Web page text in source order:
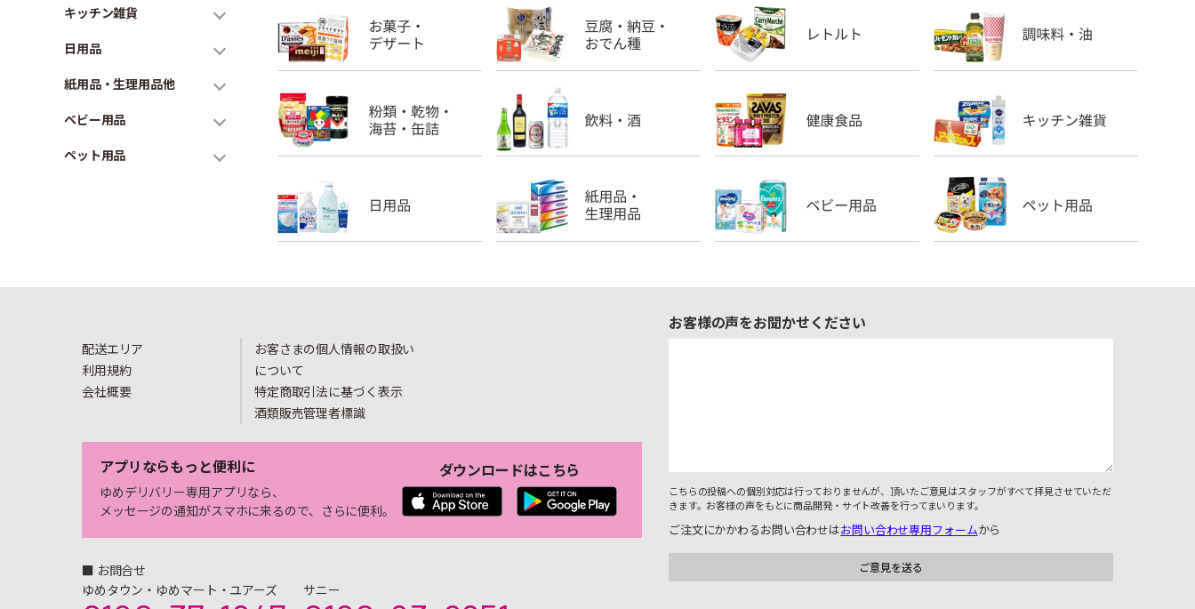
キッチン雑貨
日用品
紙用品・生理用品他
ベビー用品
ペット用品
配送エリア
利用規約
会社概要
お客さまの個人情報の取扱い
について
特定商取引法に基づく表示
酒類販売管理者標識
アプリならもっと便利に
ゆめデリバリー専用アプリなら、
メッセージの通知がスマホに来るので、さらに便利。
ダウンロードはこちら
■ お問合せ
ゆめタウン・ゆめマート・ユアーズ
サニー
お客様の声をお聞かせください
こちらの投稿への個別対応は行っておりませんが、頂いたご意見はスタッフがすべて拝見させていただ
きます。お客様の声をもとに商品開発・サイト改善を行ってまいります。
ご注文にかかわるお問い合わせはお問い合わせ専用フォームから